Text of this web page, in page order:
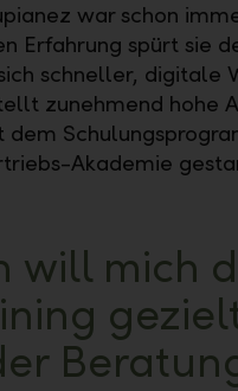
war schon
Erfahrung spürt sie
schneller, digitale
zunehmend hohe
dem
Akademie
will mich